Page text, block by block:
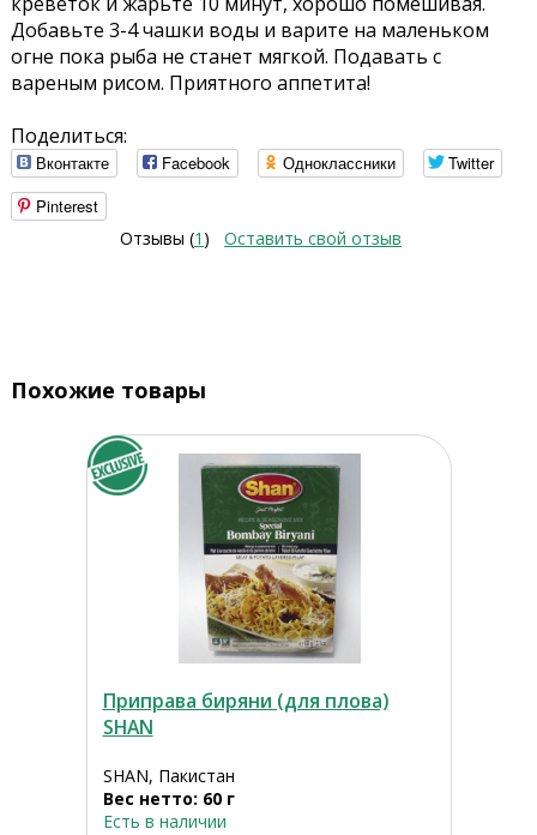
Добавьте 3-4 чашки воды и варите на маленьком
огне пока рыба не станет мягкой. Подавать с
вареным рисом. Приятного аппетита!
Поделиться:
Вконтакте Facebook Одноклассники
Twitter
Pinterest
Отзывы (1 ) Оставить свой отзыв
Похожие товары
Приправа биряни (для плова)
SHAN
SHAN, Пакистан
Вес нетто: 60 г
Есть в наличии